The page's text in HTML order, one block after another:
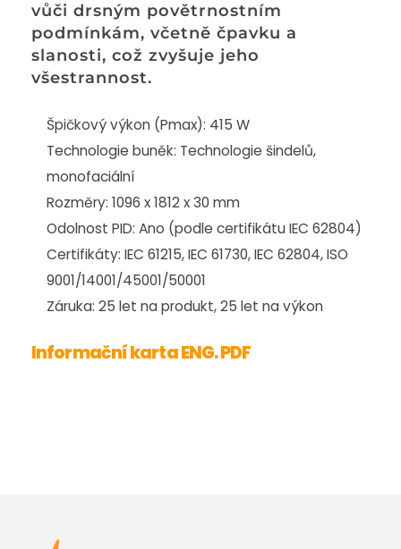
vůči drsným povětrnostním
podmínkám, včetně čpavku a
slanosti, což zvyšuje jeho
všestrannost.
Špičkový výkon (Pmax): 415 W
Technologie buněk: Technologie šindelů,
monofaciální
Rozměry: 1096 x 1812 x 30 mm
Odolnost PID: Ano (podle certifikátu IEC 62804)
Certifikáty: IEC 61215, IEC 61730, IEC 62804, ISO
9001/14001/45001/50001
Záruka: 25 let na produkt, 25 let na výkon
Informační karta ENG. PDF